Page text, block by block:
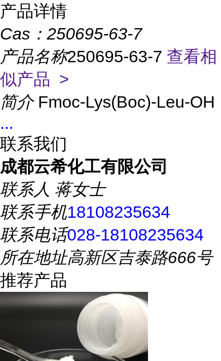
产品详情
Cas： 250695-63-7
产品名称250695-63-7 查看相
似产品 >
简介 Fmoc-Lys(Boc)-Leu-OH
...
联系我们
成都云希化工有限公司
联系人 蒋女士
联系手机18108235634
联系电话028-18108235634
所在地址高新区吉泰路666号
推荐产品